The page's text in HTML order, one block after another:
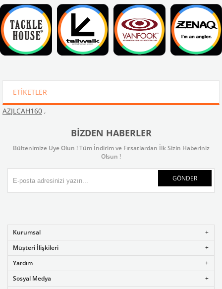
ETIKETLER
AZJLCAH160 ,
BIZDEN HABERLER
Bültenimize Üye Olun ! Tüm İndirim ve Fırsatlardan İlk Sizin Haberiniz
Olsun !
GÖNDER
Kurumsal
Müşteri İlişkileri
Yardım
Sosyal Medya